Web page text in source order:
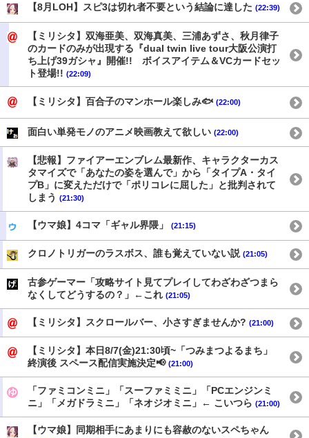
【8月LOH】スピ3は切れ者不要という結論に達した (22:39)
【ミリシタ】双海亜美、双海真美、三浦あずさ、秋月律子
のカードのみが出現する『dual twin live tour大阪公演打
ち上げ39ガシャ』開催!! ボイスアイテム＆VCカードセッ
ト登場!! (22:09)
【ミリシタ】百合子のマンホール楽しみ🐟 (22:00)
面白い単発モノのアニメ映画教えて欲しい (22:00)
【悲報】ファイアーエンブレム最新作、キャラクターカス
タマイズで「あなたの姿を選んで」から「タイプA・タイ
プB」に変えただけで「ポリコレに屈した」と批判されて
しまう (21:30)
【ウマ娘】4コマ「ギャル界隈」 (21:15)
クロノトリガーのラスボス、誰も覚えていない説 (21:05)
古参ゲーマー「攻略サイト見てプレイしてわざわざつまら
なくしてどうするの？」←これ (21:05)
【ミリシタ】スクロールバー、小さすぎませんか? (21:00)
【ミリシタ】本日8/7(金)21:30頃~「つみまつよるまち」
終演後 スペース配信実施決定📢 (21:00)
「ファミコンミニ」「スーファミミニ」「PCエンジンミ
ニ」「メガドラミニ」「ネオジオミニ」← こいつら (21:00)
【ウマ娘】同期相手にあまりにも容赦のないスペちゃん